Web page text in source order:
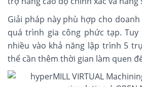
Giải pháp này phù hợp cho
quá trình gia công phức tạp.
nhiều vào khả năng lập trình 5
thể cần thêm thời gian làm quen